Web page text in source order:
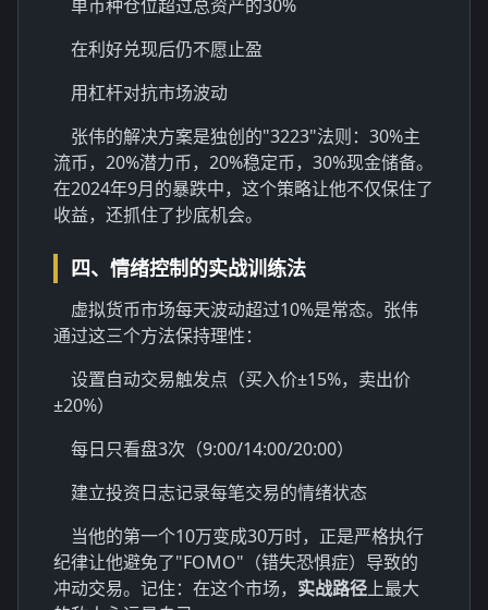
单币种仓位超过总资产的30%
在利好兑现后仍不愿止盈
用杠杆对抗市场波动
张伟的解决方案是独创的"3223"法则：30%主
流币，20%潜力币，20%稳定币，30%现金储备。
在2024年9月的暴跌中，这个策略让他不仅保住了
收益，还抓住了抄底机会。
四、情绪控制的实战训练法
虚拟货币市场每天波动超过10%是常态。张伟
通过这三个方法保持理性：
设置自动交易触发点（买入价±15%，卖出价
±20%）
每日只看盘3次（9:00/14:00/20:00）
建立投资日志记录每笔交易的情绪状态
当他的第一个10万变成30万时，正是严格执行
纪律让他避免了"FOMO"（错失恐惧症）导致的
冲动交易。记住：在这个市场， 实战路径上最大